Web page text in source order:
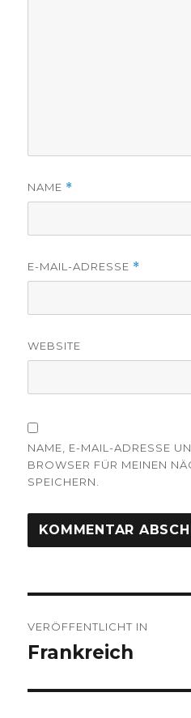
NAME *
E-MAIL-ADRESSE *
WEBSITE
NAME, E-MAIL-ADRESSE
BROWSER FÜR MEINEN
SPEICHERN.
VERÖFFENTLICHT IN
Frankreich